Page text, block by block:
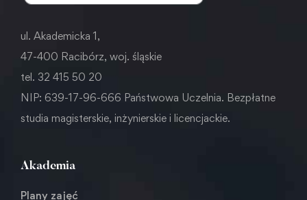
ul. Akademicka 1,
47-400 Racibórz, woj. śląskie
tel. 32 415 50 20
NIP: 639-17-96-666 Państwowa Uczelnia. Bezpłatne
studia magisterskie, inżynierskie i licencjackie.
Akademia
Plany zajęć